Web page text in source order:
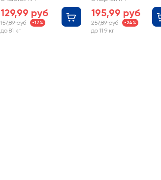
129,99 руб
157,89 руб -17%
до 81 кг
195,99 руб
257,89 руб -24%
до 11.9 кг